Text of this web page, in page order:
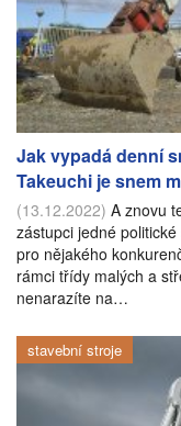
Jak vypadá denní
Takeuchi je snem
(13.12.2022) A znovu
zástupci jedné
pro nějakého
rámci třídy malých a
nenarazíte na…
stavební stroje